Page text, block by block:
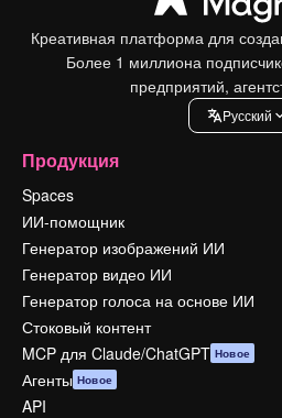
Креативная платформа для
Более 1 миллиона
предприятий,
Pусский
Продукция
Spaces
ИИ-помощник
Генератор изображений ИИ
Генератор видео ИИ
Генератор голоса на основе ИИ
Стоковый контент
MCP для Claude/ChatGPT Новое
Агенты Новое
API